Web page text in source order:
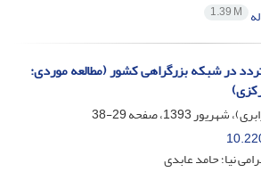
1.39 M
در شبکه بزرگراهی کشور (مطالعه موردی:
29-38
نیا؛ حامد عابدی